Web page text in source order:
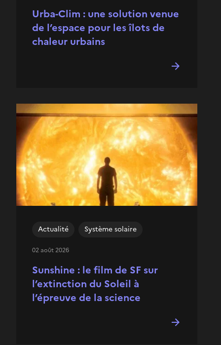
Urba-Clim : une solution venue
de l’espace pour les îlots de
chaleur urbains
Sunshine : le film de SF sur
l’extinction du Soleil à
l’épreuve de la science
Actualité Système solaire
02 août 2026